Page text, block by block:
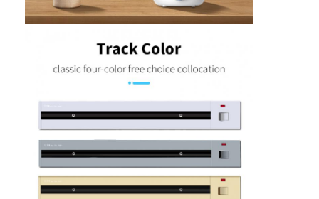
Interaktive Tafeln
Konferenz-System
LCD-Monitorhebe
Aufstehmonitor
Pop-up-Schreibtisch-Socket